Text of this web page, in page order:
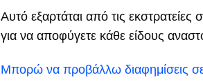
Αυτό εξαρτάται από τις
για να αποφύγετε κάθε είδους
Μπορώ να προβάλλω διαφημίσεις